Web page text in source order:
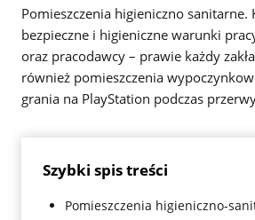
Pomieszczenia higieniczno
bezpieczne i higieniczne warunki
oraz pracodawcy – prawie każdy
również pomieszczenia
grania na PlayStation podczas
Szybki spis treści
Pomieszczenia higieniczno-